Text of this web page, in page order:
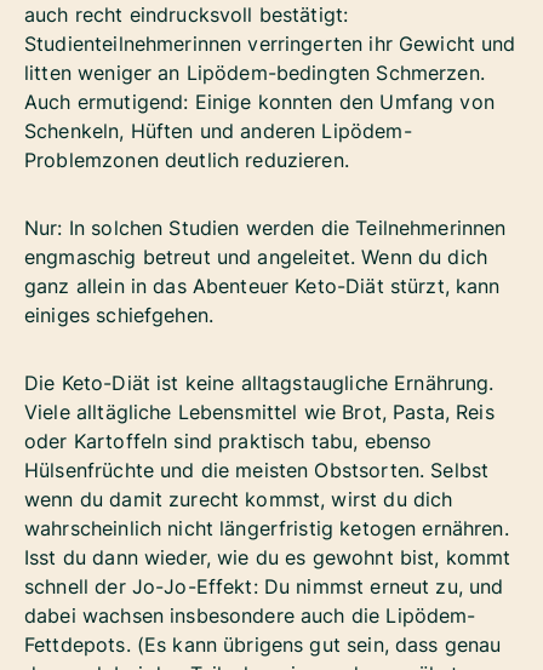
auch recht eindrucksvoll bestätigt:
Studienteilnehmerinnen verringerten ihr Gewicht und
litten weniger an Lipödem-bedingten Schmerzen.
Auch ermutigend: Einige konnten den Umfang von
Schenkeln, Hüften und anderen Lipödem-
Problemzonen deutlich reduzieren.
Nur: In solchen Studien werden die Teilnehmerinnen
engmaschig betreut und angeleitet. Wenn du dich
ganz allein in das Abenteuer Keto-Diät stürzt, kann
einiges schiefgehen.
Die Keto-Diät ist keine alltagstaugliche Ernährung.
Viele alltägliche Lebensmittel wie Brot, Pasta, Reis
oder Kartoffeln sind praktisch tabu, ebenso
Hülsenfrüchte und die meisten Obstsorten. Selbst
wenn du damit zurecht kommst, wirst du dich
wahrscheinlich nicht längerfristig ketogen ernähren.
Isst du dann wieder, wie du es gewohnt bist, kommt
schnell der Jo-Jo-Effekt: Du nimmst erneut zu, und
dabei wachsen insbesondere auch die Lipödem-
Fettdepots. (Es kann übrigens gut sein, dass genau